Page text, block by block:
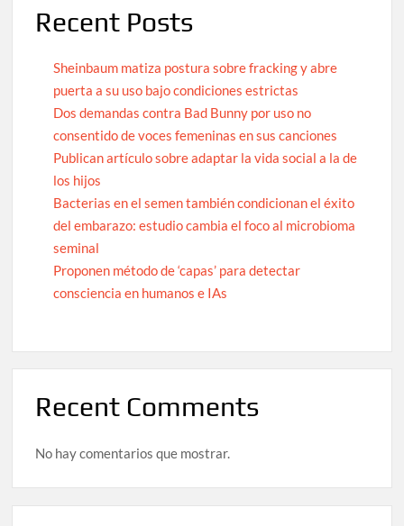
Recent Posts
Sheinbaum matiza postura sobre fracking y abre
puerta a su uso bajo condiciones estrictas
Dos demandas contra Bad Bunny por uso no
consentido de voces femeninas en sus canciones
Publican artículo sobre adaptar la vida social a la de
los hijos
Bacterias en el semen también condicionan el éxito
del embarazo: estudio cambia el foco al microbioma
seminal
Proponen método de ‘capas’ para detectar
consciencia en humanos e IAs
Recent Comments
No hay comentarios que mostrar.